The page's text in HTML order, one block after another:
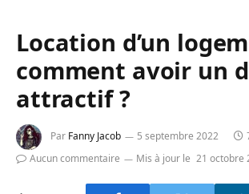
Location d’un
comment avoir un
attractif ?
Par Fanny Jacob 5 septembre 2022
Aucun commentaire
Mis à jour le 21 octobre